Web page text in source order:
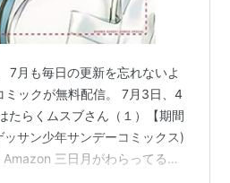
7月も毎日の更新を忘れないよ
ミックが無料配信。 7月3日、4
たらくムスブさん（１）【期間
サン少年サンデーコミックス)
三日月がわらってる